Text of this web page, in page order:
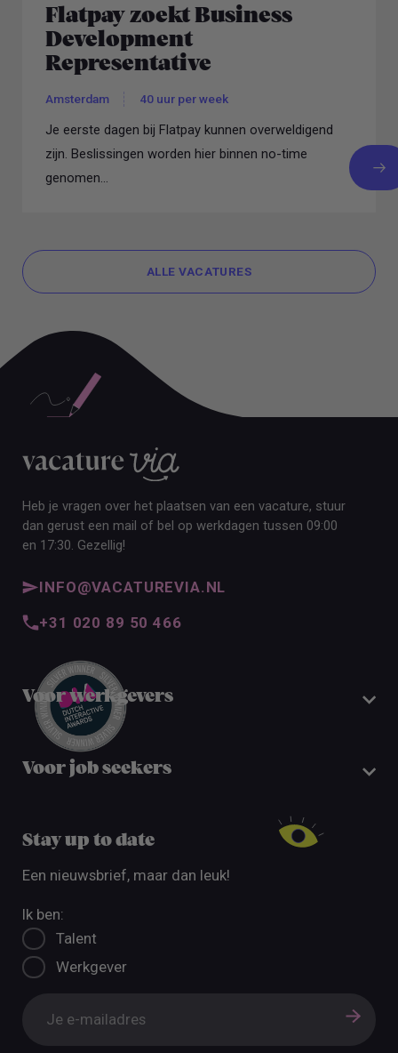
Flatpay zoekt Business
Development
Representative
Amsterdam 40 uur per week
Je eerste dagen bij Flatpay kunnen overweldigend
zijn. Beslissingen worden hier binnen no-time
genomen...
ALLE VACATURES
Heb je vragen over het plaatsen van een vacature, stuur
dan gerust een mail of bel op werkdagen tussen 09:00
en 17:30. Gezellig!
INFO@VACATUREVIA.NL
+31 020 89 50 466
Voor werkgevers
Voor job seekers
Stay up to date
Een nieuwsbrief, maar dan leuk!
Ik ben:
Talent
Werkgever